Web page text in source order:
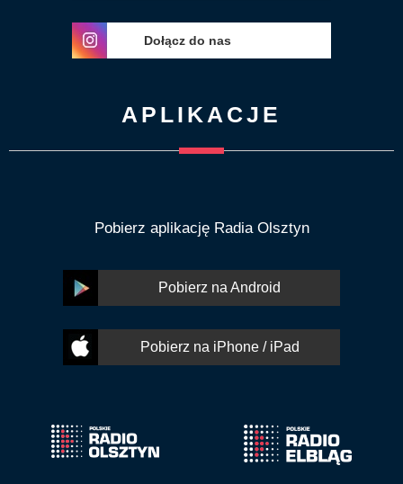
Dołącz do nas
APLIKACJE
Pobierz aplikację Radia Olsztyn
Pobierz na Android
Pobierz na iPhone / iPad